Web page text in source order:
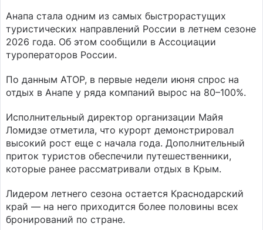
Анапа стала одним из самых быстрорастущих
туристических направлений России в летнем сезоне
2026 года. Об этом сообщили в Ассоциации
туроператоров России.
По данным АТОР, в первые недели июня спрос на
отдых в Анапе у ряда компаний вырос на 80–100%.
Исполнительный директор организации Майя
Ломидзе отметила, что курорт демонстрировал
высокий рост еще с начала года. Дополнительный
приток туристов обеспечили путешественники,
которые ранее рассматривали отдых в Крым.
Лидером летнего сезона остается Краснодарский
край — на него приходится более половины всех
бронирований по стране.